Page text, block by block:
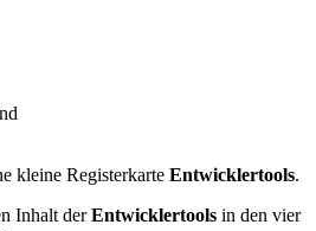
kleine Registerkarte Entwicklertools.
Inhalt derEntwicklertools in den vier